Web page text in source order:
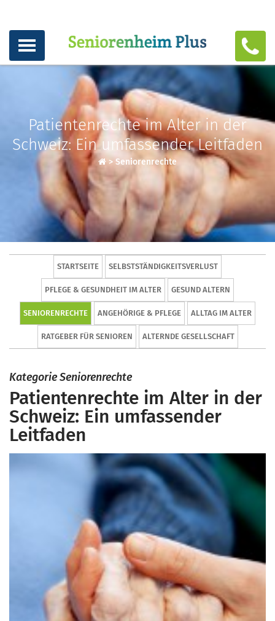
Patientenrechte im Alter in der
Schweiz: Ein umfassender Leitfaden
>Seniorenrechte
STARTSEITE SELBSTSTÄNDIGKEITSVERLUST
PFLEGE & GESUNDHEIT IM ALTER GESUND ALTERN
SENIORENRECHTE ANGEHÖRIGE & PFLEGE ALLTAG IM ALTER
RATGEBER FÜR SENIOREN ALTERNDE GESELLSCHAFT
Kategorie Seniorenrechte
Patientenrechte im Alter in der
Schweiz: Ein umfassender
Leitfaden